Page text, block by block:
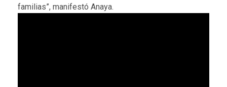
familias”, manifestó Anaya.